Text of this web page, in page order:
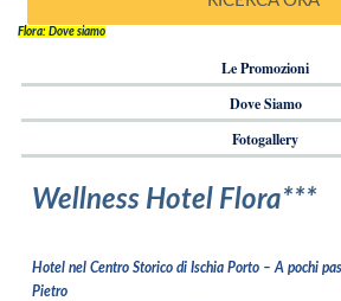
Flora: Dove siamo
Le Promozioni
Dove Siamo
Fotogallery
Wellness Hotel Flora***
Hotel nel Centro Storico di Ischia Porto – A pochi
Pietro